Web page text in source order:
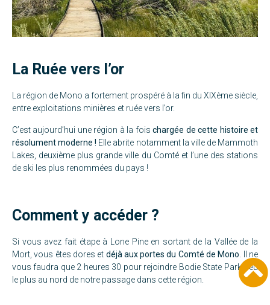
La Ruée vers l’or
La région de Mono a fortement prospéré à la fin du XIXème siècle,
entre exploitations minières et ruée vers l’or.
C’est aujourd’hui une région à la foischargée de cette histoire et
résolument moderne ! Elle abrite notamment la ville de Mammoth
Lakes, deuxième plus grande ville du Comté et l’une des stations
de ski les plus renommées du pays !
Comment y accéder ?
Si vous avez fait étape à Lone Pine en sortant de la Vallée de la
Mort, vous êtes dores et déjà aux portes du Comté de Mono . Il ne
vous faudra que 2 heures 30 pour rejoindre Bodie State Park, lieu
le plus au nord de notre passage dans cette région.